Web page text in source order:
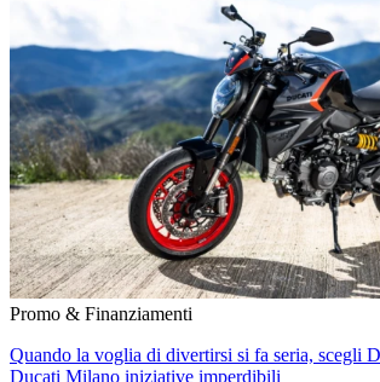
Promo & Finanziamenti
Quando la voglia di divertirsi si fa seria, scegli
Ducati Milano iniziative imperdibili